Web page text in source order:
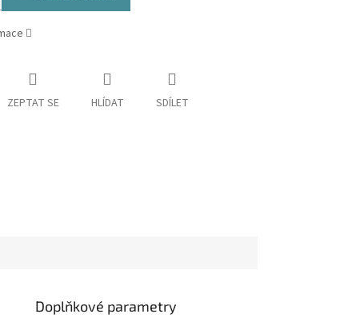
ZEPTAT SE HLÍDAT SDÍLET
Doplňkové parametry